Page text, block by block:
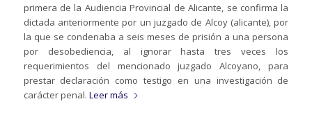
primera de la Audiencia Provincial de Alicante, se confirma la
dictada anteriormente por un juzgado de Alcoy (alicante), por
la que se condenaba a seis meses de prisión a una persona
por desobediencia, al ignorar hasta tres veces los
requerimientos del mencionado juzgado Alcoyano, para
prestar declaración como testigo en una investigación de
carácter penal. Leer más